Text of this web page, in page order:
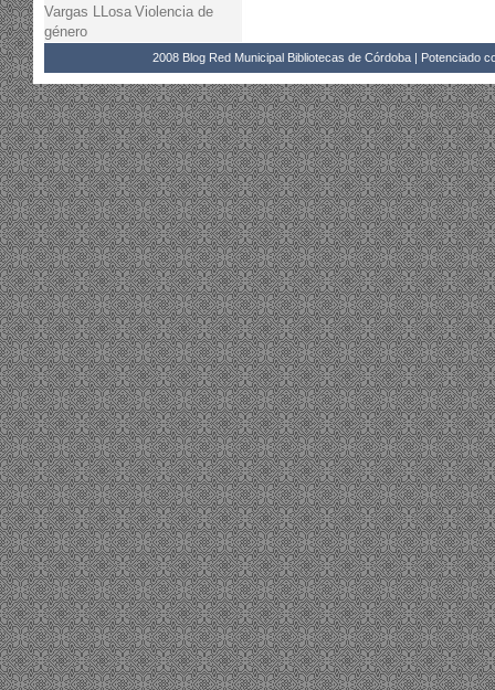
Vargas LLosa Violencia de
género
2008 Blog Red Municipal Bibliotecas de Córdoba | Potenciado